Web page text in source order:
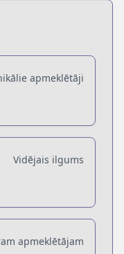
apmeklētāji
Vidējais ilgums
apmeklētājam